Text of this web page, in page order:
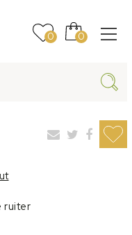
0 0
ruiter